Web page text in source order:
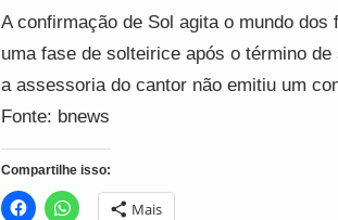
A confirmação de Sol agita o mundo
uma fase de solteirice após o término
a assessoria do cantor não emitiu um
Fonte: bnews
Compartilhe isso:
Mais